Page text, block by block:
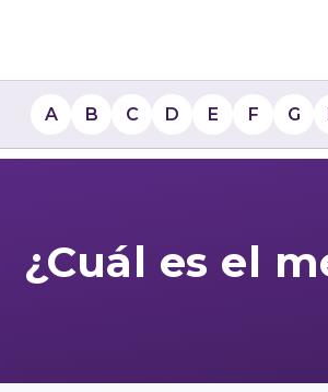
A B C D E F G
¿Cuál es el